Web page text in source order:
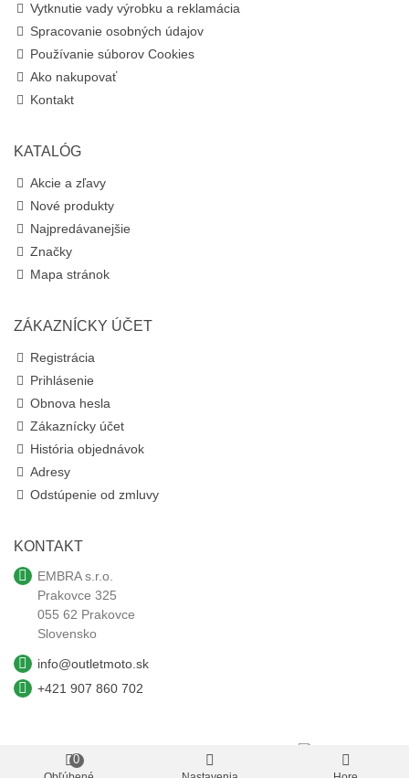
Vytknutie vady výrobku a reklamácia
Spracovanie osobných údajov
Používanie súborov Cookies
Ako nakupovať
Kontakt
KATALÓG
Akcie a zľavy
Nové produkty
Najpredávanejšie
Značky
Mapa stránok
ZÁKAZNÍCKY ÚČET
Registrácia
Prihlásenie
Obnova hesla
Zákaznícky účet
História objednávok
Adresy
Odstúpenie od zmluvy
KONTAKT
EMBRA s.r.o.
Prakovce 325
055 62 Prakovce
Slovensko
info@outletmoto.sk
+421 907 860 702
outletmoto.sk © 2026 Všetky autorské práva vyhradené.
0